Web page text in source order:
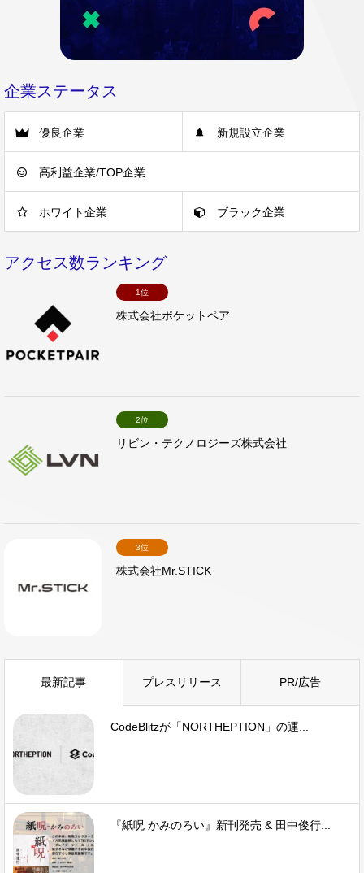
企業ステータス
優良企業 新規設立企業
高利益企業/TOP企業
ホワイト企業 ブラック企業
アクセス数ランキング
1位
株式会社ポケットペア
2位
リビン・テクノロジーズ株式会社
3位
株式会社Mr.STICK
最新記事 プレスリリース PR/広告
CodeBlitzが「NORTHEPTION」の運...
『紙呪 かみのろい』新刊発売 & 田中俊行...